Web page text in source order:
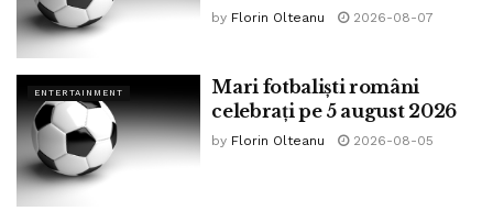
by Florin Olteanu 2026-08-07
ENTERTAINMENT
Mari fotbaliști români
celebrați pe 5 august 2026
by Florin Olteanu 2026-08-05